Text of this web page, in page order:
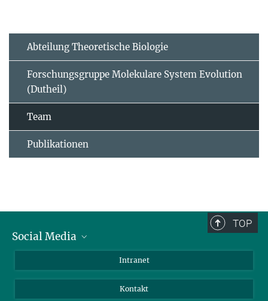
Abteilung Theoretische Biologie
Forschungsgruppe Molekulare System Evolution
(Dutheil)
Team
Publikationen
TOP
Social Media
Intranet
Kontakt